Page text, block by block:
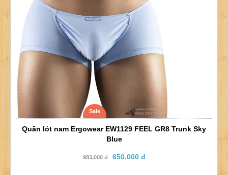
Sale
Quần lót nam Ergowear EW1129 FEEL GR8 Trunk Sky
Blue
983,000 đ 650,000 đ